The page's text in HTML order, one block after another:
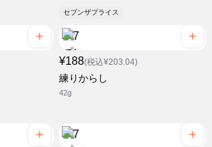
セブンザプライス
¥188(税込¥203.04)
練りからし
42g